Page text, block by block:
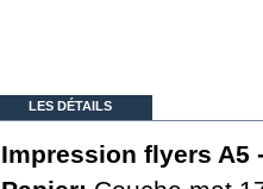
LES DÉTAILS
Impression flyers A5